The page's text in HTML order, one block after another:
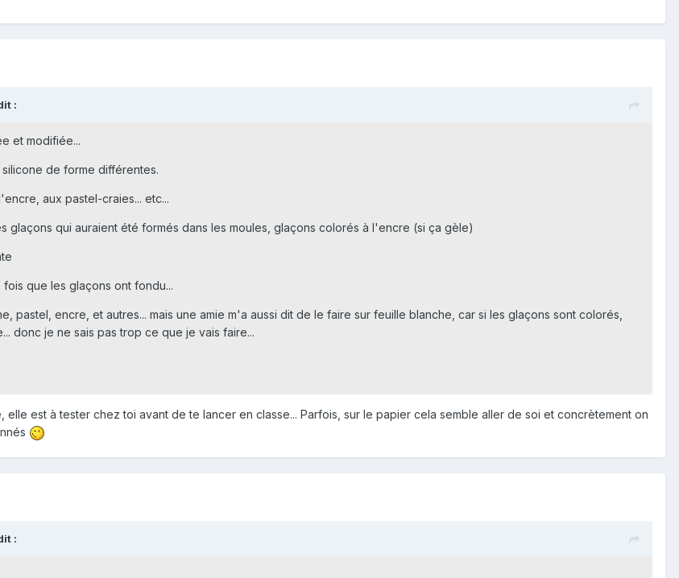
:
et modifiée...
de forme différentes.
aux pastel-craies... etc...
qui auraient été formés dans les moules, glaçons colorés à l'encre (si ça gèle)
que les glaçons ont fondu...
pastel, encre, et autres... mais une amie m'a aussi dit de le faire sur feuille blanche, car si les glaçons sont colorés,
donc je ne sais pas trop ce que je vais faire...
est à tester chez toi avant de te lancer en classe... Parfois, sur le papier cela semble aller de soi et concrètement on
: